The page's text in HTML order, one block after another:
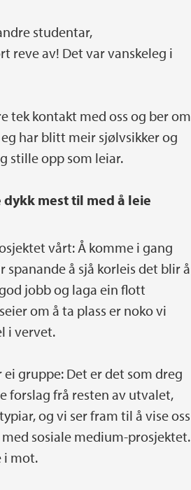
studentar,
reve av! Det var vanskeleg i
tek kontakt med oss og ber om
har blitt meir sjølvsikker og
stille opp som leiar.
mest til med å leie
vårt: Å komme i gang
å sjå korleis det blir å
jobb og laga ein flott
om å ta plass er noko vi
i vervet.
gruppe: Det er det som dreg
forslag frå resten av utvalet,
og vi ser fram til å vise oss
sosiale medium-prosjektet.
i mot.